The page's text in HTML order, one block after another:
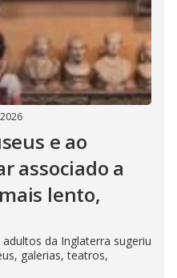
e ao
associado a
lento,
da Inglaterra sugeriu
galerias, teatros,